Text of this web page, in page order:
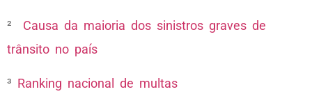
² Causa da maioria dos sinistros graves de
trânsito no país
³ Ranking nacional de multas